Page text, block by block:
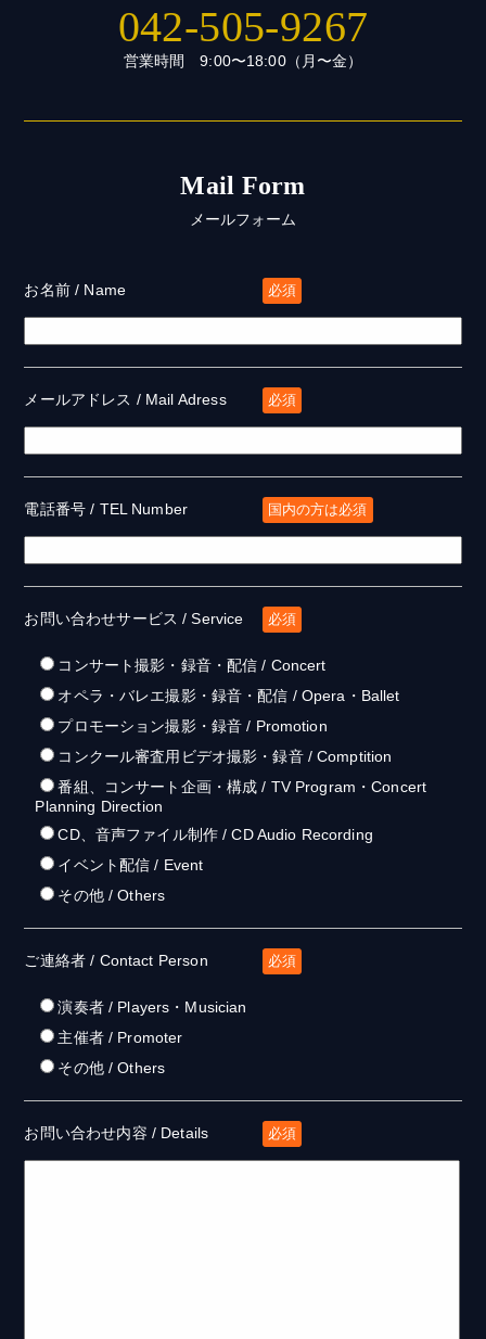
042-505-9267
営業時間 9:00〜18:00（月〜金）
Mail Form
メールフォーム
お名前 / Name 必須
メールアドレス / Mail Adress 必須
電話番号 / TEL Number 国内の方は必須
お問い合わせサービス / Service 必須
コンサート撮影・録音・配信 / Concert
オペラ・バレエ撮影・録音・配信 / Opera・Ballet
プロモーション撮影・録音 / Promotion
コンクール審査用ビデオ撮影・録音 / Comptition
番組、コンサート企画・構成 / TV Program・Concert
Planning Direction
CD、音声ファイル制作 / CD Audio Recording
イベント配信 / Event
その他 / Others
ご連絡者 / Contact Person 必須
演奏者 / Players・Musician
主催者 / Promoter
その他 / Others
お問い合わせ内容 / Details 必須